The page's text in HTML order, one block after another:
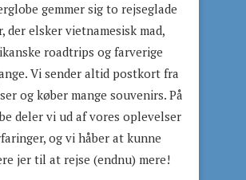
gemmer sig to rejseglade
der elsker vietnamesisk mad,
roadtrips og farverige
Vi sender altid postkort fra
og køber mange souvenirs. På
deler vi ud af vores oplevelser
og vi håber at kunne
jer til at rejse (endnu) mere!